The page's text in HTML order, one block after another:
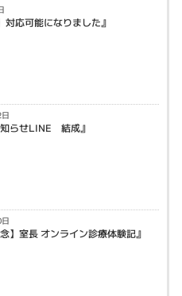
対応可能になりました』
知らせLINE 結成』
】室長 オンライン診療体験記』